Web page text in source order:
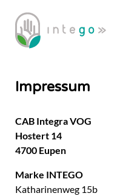
Impressum
CAB Integra VOG
Hostert 14
4700 Eupen
Marke INTEGO
Katharinenweg 15b